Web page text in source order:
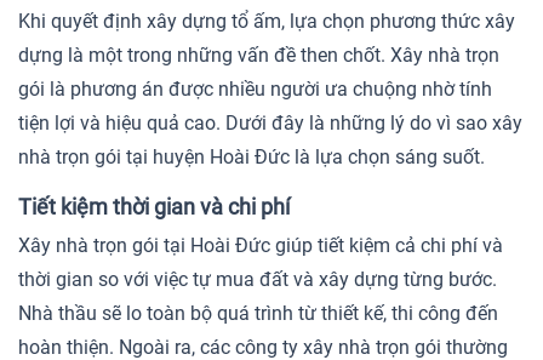
Khi quyết định xây dựng tổ ấm, lựa chọn phương thức xây
dựng là một trong những vấn đề then chốt. Xây nhà trọn
gói là phương án được nhiều người ưa chuộng nhờ tính
tiện lợi và hiệu quả cao. Dưới đây là những lý do vì sao xây
nhà trọn gói tại huyện Hoài Đức là lựa chọn sáng suốt.
Tiết kiệm thời gian và chi phí
Xây nhà trọn gói tại Hoài Đức giúp tiết kiệm cả chi phí và
thời gian so với việc tự mua đất và xây dựng từng bước.
Nhà thầu sẽ lo toàn bộ quá trình từ thiết kế, thi công đến
hoàn thiện. Ngoài ra, các công ty xây nhà trọn gói thường